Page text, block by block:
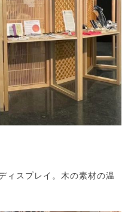
ィスプレイ。木の素材の温